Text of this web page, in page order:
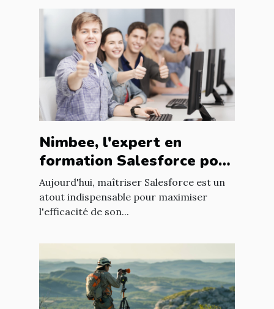
Nimbee, l'expert en
formation Salesforce pour
booster vos compétences
Aujourd'hui, maîtriser Salesforce est un
atout indispensable pour maximiser
l'efficacité de son...